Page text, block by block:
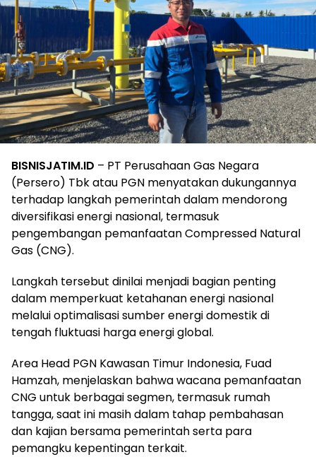
BISNISJATIM.ID – PT Perusahaan Gas Negara
(Persero) Tbk atau PGN menyatakan dukungannya
terhadap langkah pemerintah dalam mendorong
diversifikasi energi nasional, termasuk
pengembangan pemanfaatan Compressed Natural
Gas (CNG).
Langkah tersebut dinilai menjadi bagian penting
dalam memperkuat ketahanan energi nasional
melalui optimalisasi sumber energi domestik di
tengah fluktuasi harga energi global.
Area Head PGN Kawasan Timur Indonesia, Fuad
Hamzah, menjelaskan bahwa wacana pemanfaatan
CNG untuk berbagai segmen, termasuk rumah
tangga, saat ini masih dalam tahap pembahasan
dan kajian bersama pemerintah serta para
pemangku kepentingan terkait.